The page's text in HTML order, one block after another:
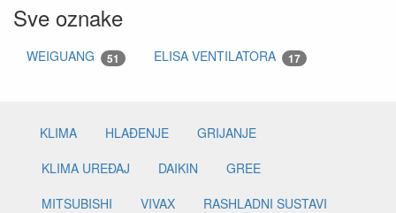
Sve oznake
WEIGUANG 51 ELISA VENTILATORA 17
KLIMA HLAĐENJE
GRIJANJE
KLIMA UREĐAJ
DAIKIN
GREE
MITSUBISHI
VIVAX
RASHLADNI SUSTAVI